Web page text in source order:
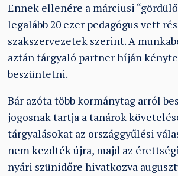
Ennek ellenére a márciusi
legalább 20 ezer pedagógus vett
szakszervezetek szerint. A
aztán tárgyaló partner híján
beszüntetni.
Bár azóta több kormánytag arról
jogosnak tartja a tanárok
tárgyalásokat az országgyűlési
nem kezdték újra, majd az
nyári szünidőre hivatkozva